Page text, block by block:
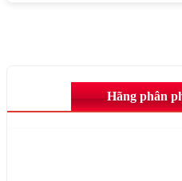
Hãng phân